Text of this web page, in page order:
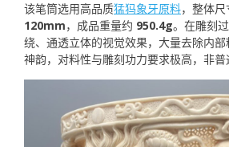
该笔筒选用高品质猛犸象牙原料，整体尺
120mm，成品重量约 950.4g。在雕刻
绕、通透立体的视觉效果，大量去除内
神韵，对料性与雕刻功力要求极高，非普